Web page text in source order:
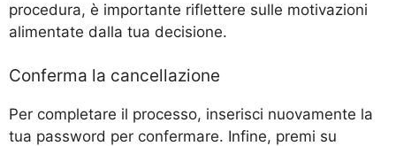
procedura, è importante riflettere sulle motivazioni
alimentate dalla tua decisione.
Conferma la cancellazione
Per completare il processo, inserisci nuovamente la
tua password per confermare. Infine, premi su